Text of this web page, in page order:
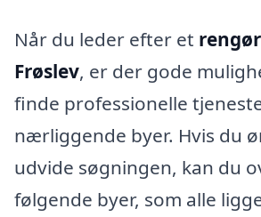
Når du leder efter et
Frøslev, er der gode
finde professionelle
nærliggende byer. Hvis du
udvide søgningen, kan du
følgende byer, som alle